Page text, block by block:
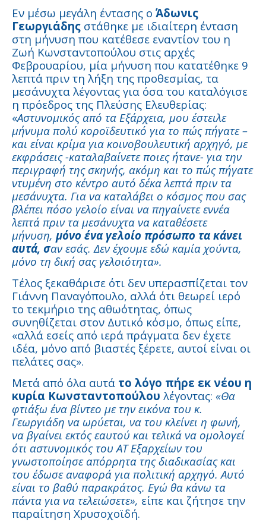
Εν μέσω μεγάλη έντασης ο Άδωνις
Γεωργιάδης στάθηκε με ιδιαίτερη ένταση
στη μήνυση που κατέθεσε εναντίον του η
Ζωή Κωνσταντοπούλου στις αρχές
Φεβρουαρίου, μία μήνυση που κατατέθηκε 9
λεπτά πριν τη λήξη της προθεσμίας, τα
μεσάνυχτα λέγοντας για όσα του καταλόγισε
η πρόεδρος της Πλεύσης Ελευθερίας:
«Αστυνομικός από τα Εξάρχεια, μου έστειλε
μήνυμα πολύ κοροϊδευτικό για το πώς πήγατε –
και είναι κρίμα για κοινοβουλευτική αρχηγό, με
εκφράσεις -καταλαβαίνετε ποιες ήτανε- για την
περιγραφή της σκηνής, ακόμη και το πώς πήγατε
ντυμένη στο κέντρο αυτό δέκα λεπτά πριν τα
μεσάνυχτα. Για να καταλάβει ο κόσμος που σας
βλέπει πόσο γελοίο είναι να πηγαίνετε εννέα
λεπτά πριν τα μεσάνυχτα να καταθέσετε
μήνυση, μόνο ένα γελοίο πρόσωπο τα κάνει
αυτά, σαν εσάς. Δεν έχουμε εδώ καμία χούντα,
μόνο τη δική σας γελοιότητα».
Τέλος ξεκαθάρισε ότι δεν υπερασπίζεται τον
Γιάννη Παναγόπουλο, αλλά ότι θεωρεί ιερό
το τεκμήριο της αθωότητας, όπως
συνηθίζεται στον Δυτικό κόσμο, όπως είπε,
«αλλά εσείς από ιερά πράγματα δεν έχετε
ιδέα, μόνο από βιαστές ξέρετε, αυτοί είναι οι
πελάτες σας».
Μετά από όλα αυτά το λόγο πήρε εκ νέου η
κυρία Κωνσταντοπούλου λέγοντας: «Θα
φτιάξω ένα βίντεο με την εικόνα του κ.
Γεωργιάδη να ωρύεται, να του κλείνει η φωνή,
να βγαίνει εκτός εαυτού και τελικά να ομολογεί
ότι αστυνομικός του ΑΤ Εξαρχείων του
γνωστοποίησε απόρρητα της διαδικασίας και
του έδωσε αναφορά για πολιτική αρχηγό. Αυτό
είναι το βαθύ παρακράτος. Εγώ θα κάνω τα
πάντα για να τελειώσετε», είπε και ζήτησε την
παραίτηση Χρυσοχοϊδή.